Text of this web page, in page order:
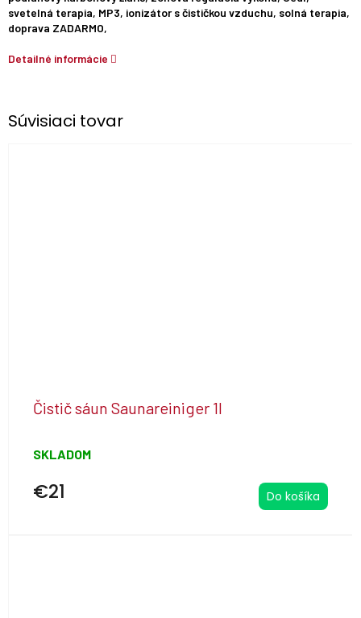
svetelná terapia, MP3, ionizátor s čističkou vzduchu, solná terapia,
doprava ZADARMO,
Detailné informácie
Súvisiaci tovar
Čistič sáun Saunareiniger 1l
SKLADOM
€21 Do košíka